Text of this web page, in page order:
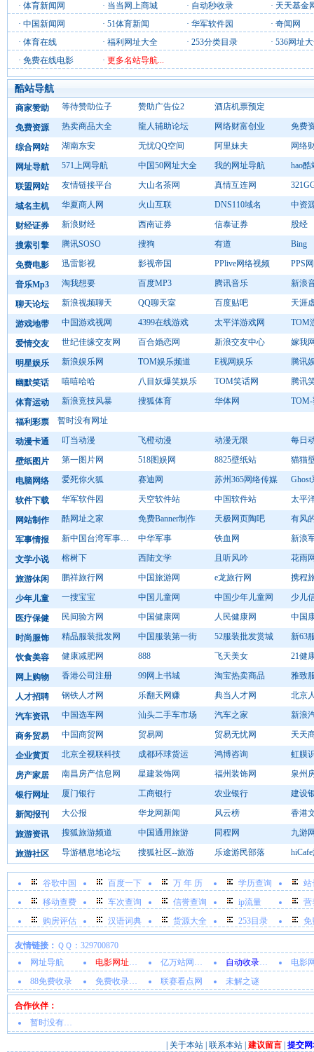
· 体育新闻网 · 当当网上商城 · 自动秒收录 · 天天基金
· 中国新闻网 · 51体育新闻 · 华军软件园 · 奇闻网
· 体育在线 · 福利网址大全 · 253分类目录 · 536网址
· 免费在线电影 · 更多名站导航...
酷站导航
商家赞助 等待赞助位子 赞助广告位2 酒店机票预定
免费资源 热卖商品大全 龍人辅助论坛 网络财富创业 免费
综合网站 湖南东安 无忧QQ空间 阿里妹夫 网络
网址导航 571上网导航 中国50网址大全 我的网址导航 hao
联盟网站 友情链接平台 大山名茶网 真情互连网
域名主机 华夏商人网 火山互联 DNS110域名 中资
财经证券 新浪财经 西南证券 信泰证券 股经
搜索引擎 腾讯SOSO 搜狗 有道 Bing
免费电影 迅雷影视 影视帝国 PPlive网络视频 PPS
音乐Mp3 淘我想要 百度MP3 腾讯音乐 新浪
聊天论坛 新浪视频聊天 QQ聊天室 百度贴吧 天涯
游戏地带 中国游戏视网 4399在线游戏 太平洋游戏网 TOM
爱情交友 世纪佳缘交友网 百合婚恋网 新浪交友中心 嫁我
明星娱乐 新浪娱乐网 TOM娱乐频道 E视网娱乐 腾讯
幽默笑话 嘻嘻哈哈 八目妖爆笑娱乐 TOM笑话网 腾讯
体育运动 新浪竞技风暴 搜狐体育 华体网
福利彩票 暂时没有网址
动漫卡通 叮当动漫 飞橙动漫 动漫无限 每日
壁纸图片 第一图片网 518图娱网 8825壁纸站 猫猫
电脑网络 爱死你火狐 赛迪网 苏州365网络传媒
软件下载 华军软件园 天空软件站 中国软件站 太平
网站制作 酷网址之家 免费Banner制作 天极网页陶吧 有风
军事情报 新中国台湾军事动态 中华军事 铁血网 新浪
文学小说 榕树下 西陆文学 且听风吟 花雨
旅游休闲 鹏祥旅行网 中国旅游网 e龙旅行网 携程
少年儿童 一搜宝宝 中国儿童网 中国少年儿童网 少儿
医疗保健 民间验方网 中国健康网 人民健康网 中国
时尚服饰 精品服装批发网 中国服装第一街 52服装批发赏城 新63
饮食美容 健康减肥网 888 飞天美女 21健
网上购物 香港公司注册 99网上书城 淘宝热卖商品 雅致
人才招聘 钢铁人才网 乐翻天网赚 典当人才网 北京
汽车资讯 中国选车网 汕头二手车市场 汽车之家 新浪
商务贸易 中国商贸网 贸易网 贸易无忧网 天天
企业黄页 北京全视联科技 成都环球货运 鸿博咨询 虹膜
房产家居 南昌房产信息网 星建装饰网 福州装饰网 泉州
银行网址 厦门银行 工商银行 农业银行 建设
新闻报刊 大公报 华龙网新闻 风云榜 香港
旅游资讯 搜狐旅游频道 中国通用旅游 同程网 九游
旅游社区 导游栖息地论坛 搜狐社区--旅游 乐途游民部落
谷歌中国 百度一下 万 年 历 学历查询
站
移动查费
车次查询 信誉查询 ip流量
营
购房评估
汉语词典 货源大全 253目录 免
友情链接： ＱＱ：329700870
网址导航
电影网址大全 亿万站网址导航 自动收录网站
电影网
88免费收录
免费收录网址 联赛看点网 未解之谜
合作伙伴：
暂时没有内容
关于本站| 联系本站| 建议留言| 提交网